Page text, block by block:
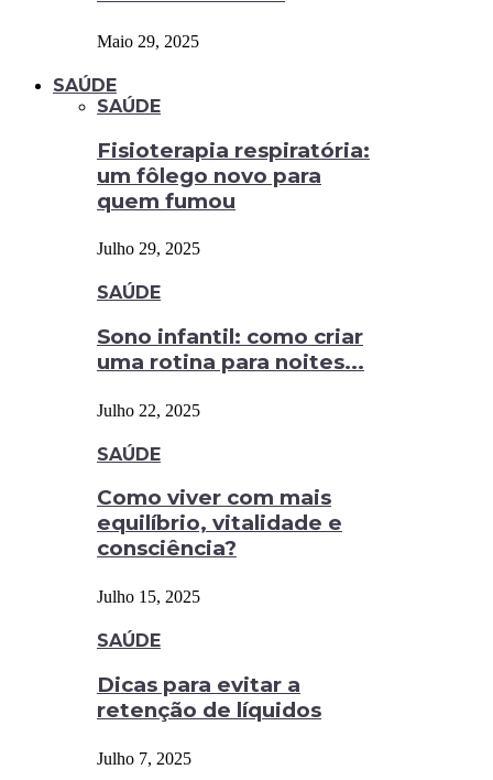
Maio 29, 2025
SAÚDE
SAÚDE
Fisioterapia respiratória:
um fôlego novo para
quem fumou
Julho 29, 2025
SAÚDE
Sono infantil: como criar
uma rotina para noites...
Julho 22, 2025
SAÚDE
Como viver com mais
equilíbrio, vitalidade e
consciência?
Julho 15, 2025
SAÚDE
Dicas para evitar a
retenção de líquidos
Julho 7, 2025